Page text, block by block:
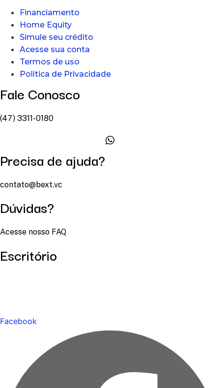
Financiamento
Home Equity
Simule seu crédito
Acesse sua conta
Termos de uso
Política de Privacidade
Fale Conosco
(47) 3311-0180
Precisa de ajuda?
contato@bext.vc
Dúvidas?
Acesse nosso FAQ
Escritório
Facebook